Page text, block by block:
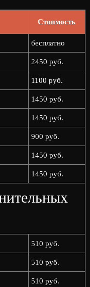
Стоимость
бесплатно
2450 руб.
1100 руб.
1450 руб.
1450 руб.
900 руб.
1450 руб.
1450 руб.
510 руб.
510 руб.
510 руб.